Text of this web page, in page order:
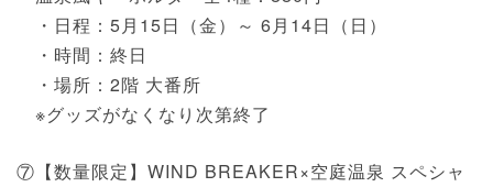
・日程：5月15日（金）～ 6月14日（日）
・時間：終日
・場所：2階 大番所
※グッズがなくなり次第終了
⑦【数量限定】WIND BREAKER×空庭温泉 スペシャ